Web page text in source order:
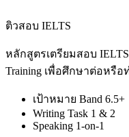
ติวสอบ IELTS
หลักสูตรเตรียมสอบ IELTS
Training เพื่อศึกษาต่อหรือ
เป้าหมาย Band 6.5+
Writing Task 1 & 2
Speaking 1-on-1